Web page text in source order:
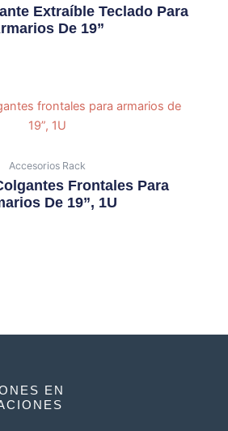
Extraíble Teclado Para
De 19”
Accesorios Rack
Frontales Para
De 19”, 1U
EN